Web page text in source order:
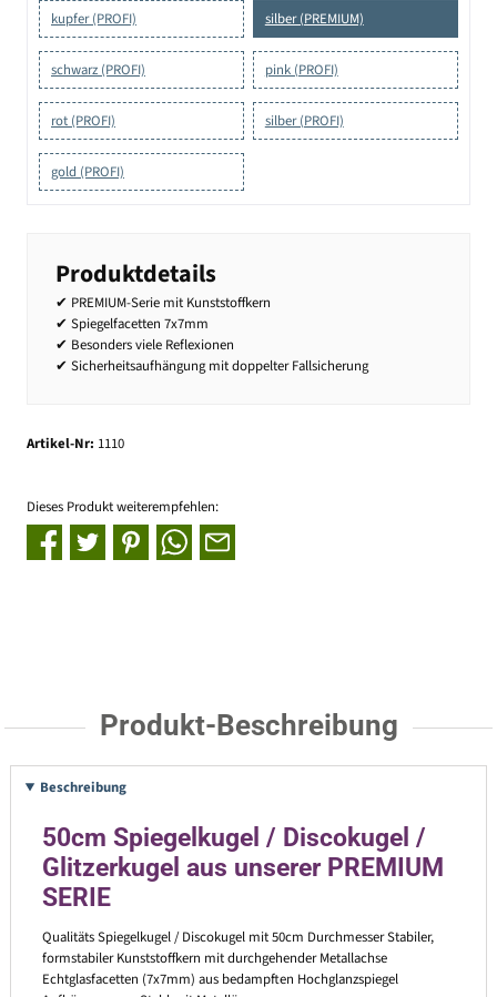
kupfer (PROFI) silber (PREMIUM)
schwarz (PROFI) pink (PROFI)
rot (PROFI) silber (PROFI)
gold (PROFI)
Produktdetails
✔ PREMIUM-Serie mit Kunststoffkern
✔ Spiegelfacetten 7x7mm
✔ Besonders viele Reflexionen
✔ Sicherheitsaufhängung mit doppelter Fallsicherung
Artikel-Nr: 1110
Dieses Produkt weiterempfehlen:
Produkt-Beschreibung
Beschreibung
50cm Spiegelkugel / Discokugel /
Glitzerkugel aus unserer PREMIUM
SERIE
Qualitäts Spiegelkugel / Discokugel mit 50cm Durchmesser Stabiler,
formstabiler Kunststoffkern mit durchgehender Metallachse
Echtglasfacetten (7x7mm) aus bedampften Hochglanzspiegel